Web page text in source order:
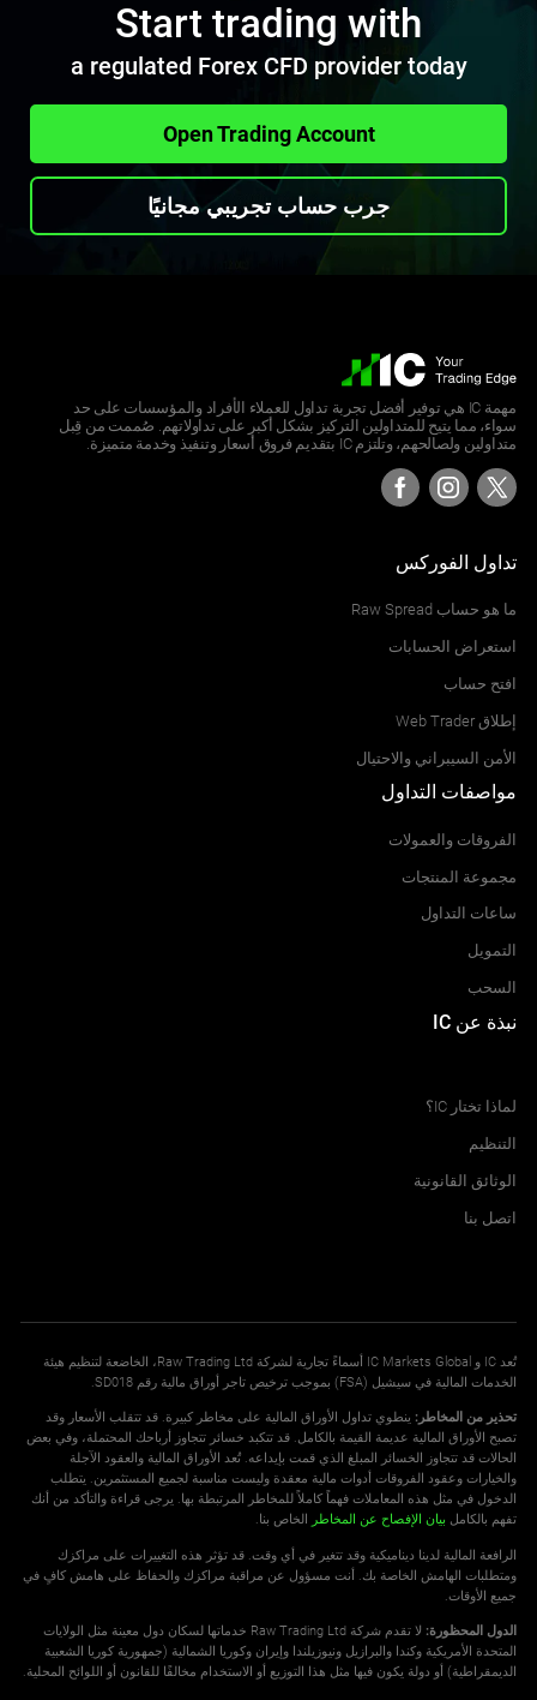
Start trading with
a regulated Forex CFD provider today
Open Trading Account
جرب حساب تجريبي مجانيًا
مهمة IC هي توفير أفضل تجربة تداول للعملاء الأفراد والمؤسسات على حد
سواء، مما يتيح للمتداولين التركيز بشكل أكبر على تداولاتهم. صُممت من قِبل
متداولين ولصالحهم، وتلتزم IC بتقديم فروق أسعار وتنفيذ وخدمة متميزة.
تداول الفوركس
ما هو حساب Raw Spread
استعراض الحسابات
افتح حساب
إطلاق Web Trader
الأمن السيبراني والاحتيال
مواصفات التداول
الفروقات والعمولات
مجموعة المنتجات
ساعات التداول
التمويل
السحب
نبذة عن IC
لماذا تختار IC؟
التنظيم
الوثائق القانونية
اتصل بنا
تُعد IC و IC Markets Global أسماءً تجارية لشركة Raw Trading Ltd، الخاضعة لتنظيم هيئة
الخدمات المالية في سيشيل (FSA) بموجب ترخيص تاجر أوراق مالية رقم SD018.
تحذير من المخاطر: ينطوي تداول الأوراق المالية على مخاطر كبيرة. قد تتقلب الأسعار وقد
تصبح الأوراق المالية عديمة القيمة بالكامل. قد تتكبد خسائر تتجاوز أرباحك المحتملة، وفي بعض
الحالات قد تتجاوز الخسائر المبلغ الذي قمت بإيداعه. تُعد الأوراق المالية والعقود الآجلة
والخيارات وعقود الفروقات أدوات مالية معقدة وليست مناسبة لجميع المستثمرين. يتطلب
الدخول في مثل هذه المعاملات فهماً كاملاً للمخاطر المرتبطة بها. يرجى قراءة والتأكد من أنك
تفهم بالكامل بيان الإفصاح عن المخاطر الخاص بنا.
الرافعة المالية لدينا ديناميكية وقد تتغير في أي وقت. قد تؤثر هذه التغييرات على مراكزك
ومتطلبات الهامش الخاصة بك. أنت مسؤول عن مراقبة مراكزك والحفاظ على هامش كافٍ في
جميع الأوقات.
الدول المحظورة:
لا تقدم شركة Raw Trading Ltd خدماتها لسكان دول معينة مثل الولايات
المتحدة الأمريكية وكندا والبرازيل ونيوزيلندا وإيران وكوريا الشمالية (جمهورية كوريا الشعبية
الديمقراطية) أو دولة يكون فيها مثل هذا التوزيع أو الاستخدام مخالفًا للقانون أو اللوائح المحلية.